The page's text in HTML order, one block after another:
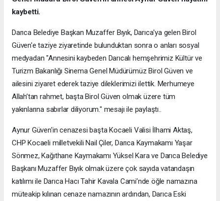
kaybetti.
Darıca Belediye Başkan Muzaffer Bıyık, Darıca'ya gelen Birol
Güven'e taziye ziyaretinde bulunduktan sonra o anları sosyal
medyadan "Annesini kaybeden Darıcalı hemşehrimiz Kültür ve
Turizm Bakanlığı Sinema Genel Müdürümüz Birol Güven ve
ailesini ziyaret ederek taziye dileklerimizi ilettik. Merhumeye
Allah’tan rahmet, başta Birol Güven olmak üzere tüm
yakınlarına sabırlar diliyorum." mesajı ile paylaştı..
Aynur Güven'in cenazesi başta Kocaeli Valisi İlhami Aktaş,
CHP Kocaeli milletvekili Nail Çiler, Darıca Kaymakamı Yaşar
Sönmez, Kağıthane Kaymakamı Yüksel Kara ve Darıca Belediye
Başkanı Muzaffer Bıyık olmak üzere çok sayıda vatandaşın
katılımı ile Darıca Hacı Tahir Kavala Cami’nde öğle namazına
müteakip kılınan cenaze namazının ardından, Darıca Eski